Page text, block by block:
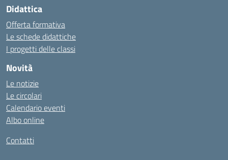
Didattica
Offerta formativa
Le schede didattiche
I progetti delle classi
Novità
Le notizie
Le circolari
Calendario eventi
Albo online
Contatti